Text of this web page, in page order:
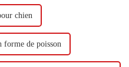
chien
forme de poisson